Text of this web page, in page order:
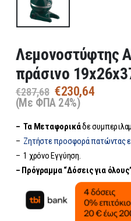
Λεμονοστύφτης
πράσινο
€287,68 Original
price
€287,68.
€230,64Η
είναι:
(Με ΦΠΑ 24%)
– Τα Μεταφορικάδε
– Ζητήστε προσφορά πατώντας
– 1 χρόνο Εγγύηση.
– Πρόγραμμα “Δόσεις για